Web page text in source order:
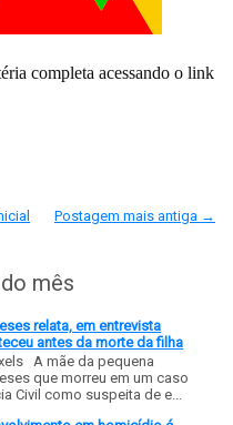
completa acessando o link
Postagem mais antiga →
mês
relata, em entrevista
antes da morte da filha
A mãe da pequena
que morreu em um caso
Civil como suspeita de e...